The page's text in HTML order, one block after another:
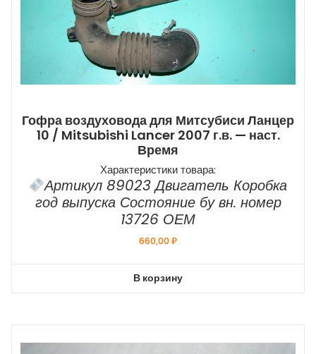
Гофра воздуховода для Митсубиси Ланцер
10 / Mitsubishi Lancer 2007 г.в. — наст.
Время
Характеристики товара:
Артикул 89023 Двигатель Коробка
год выпуска Состояние бу вн. номер
13726 ОЕМ
660,00₽
В корзину